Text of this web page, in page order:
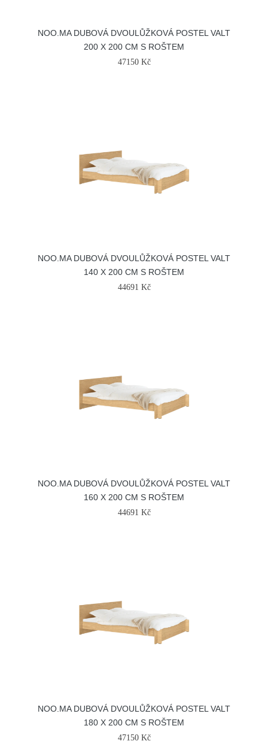
NOO.MA DUBOVÁ DVOULŮŽKOVÁ POSTEL VALT
200 X 200 CM S ROŠTEM
47150 Kč
NOO.MA DUBOVÁ DVOULŮŽKOVÁ POSTEL VALT
140 X 200 CM S ROŠTEM
44691 Kč
NOO.MA DUBOVÁ DVOULŮŽKOVÁ POSTEL VALT
160 X 200 CM S ROŠTEM
44691 Kč
NOO.MA DUBOVÁ DVOULŮŽKOVÁ POSTEL VALT
180 X 200 CM S ROŠTEM
47150 Kč